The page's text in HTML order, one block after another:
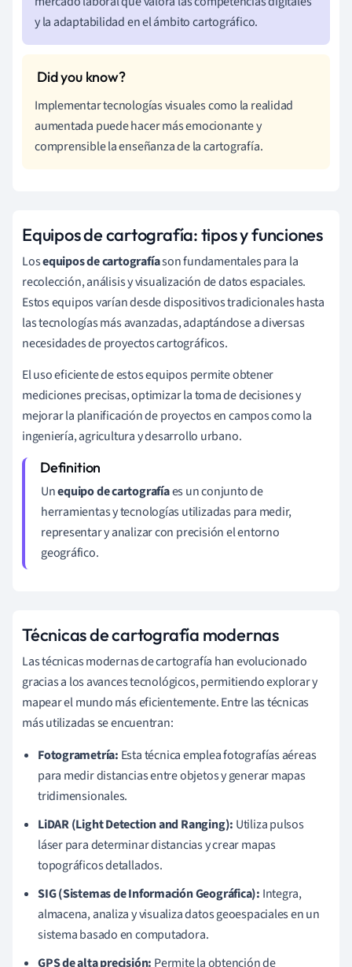
y la adaptabilidad en el ámbito cartográfico.
Implementar tecnologías visuales como la realidad
aumentada puede hacer más emocionante y
comprensible la enseñanza de la cartografía.
Equipos de cartografía: tipos y funciones
Losequipos de cartografíason fundamentales para la
recolección, análisis y visualización de datos espaciales.
Estos equipos varían desde dispositivos tradicionales hasta
las tecnologías más avanzadas, adaptándose a diversas
necesidades de proyectos cartográficos.
El uso eficiente de estos equipos permite obtener
mediciones precisas, optimizar la toma de decisiones y
mejorar la planificación de proyectos en campos como la
ingeniería, agricultura y desarrollo urbano.
Unequipo de cartografíaes un conjunto de
herramientas y tecnologías utilizadas para medir,
representar y analizar con precisión el entorno
geográfico.
Técnicas de cartografía modernas
Las técnicas modernas de cartografía han evolucionado
gracias a los avances tecnológicos, permitiendo explorar y
mapear el mundo más eficientemente. Entre las técnicas
más utilizadas se encuentran:
Fotogrametría: Esta técnica emplea fotografías aéreas
para medir distancias entre objetos y generar mapas
tridimensionales.
LiDAR (Light Detection and Ranging): Utiliza pulsos
láser para determinar distancias y crear mapas
topográficos detallados.
SIG (Sistemas de Información Geográfica): Integra,
almacena, analiza y visualiza datos geoespaciales en un
sistema basado en computadora.
GPS de alta precisión: Permite la obtención de